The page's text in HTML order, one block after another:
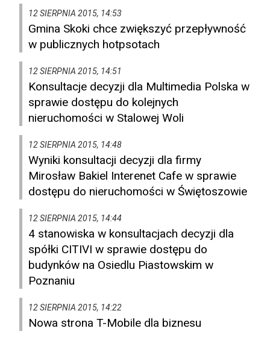
12 SIERPNIA 2015, 14:53
Gmina Skoki chce zwiększyć przepływność
w publicznych hotpsotach
12 SIERPNIA 2015, 14:51
Konsultacje decyzji dla Multimedia Polska w
sprawie dostępu do kolejnych
nieruchomości w Stalowej Woli
12 SIERPNIA 2015, 14:48
Wyniki konsultacji decyzji dla firmy
Mirosław Bakiel Interenet Cafe w sprawie
dostępu do nieruchomości w Świętoszowie
12 SIERPNIA 2015, 14:44
4 stanowiska w konsultacjach decyzji dla
spółki CITIVI w sprawie dostępu do
budynków na Osiedlu Piastowskim w
Poznaniu
12 SIERPNIA 2015, 14:22
Nowa strona T-Mobile dla biznesu